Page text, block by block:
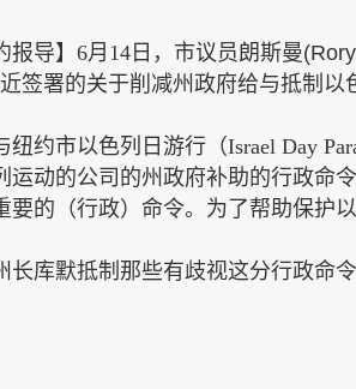
报导】 6月 14 日，市议员朗斯曼
签署的关于削减州政府给与抵制
纽约市以色列日游行（Israel Day
动的公司的州政府补助的行政命令
要的（行政）命令。为了帮助保护
长库默抵制那些有歧视这分行政命